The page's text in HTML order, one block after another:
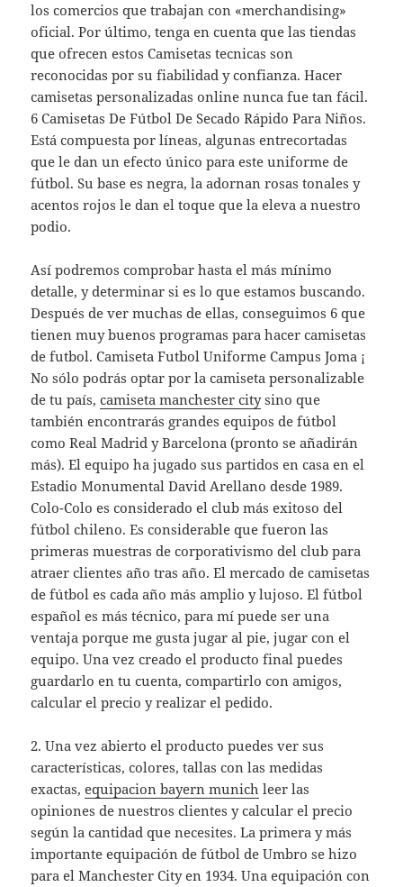
los comercios que trabajan con «merchandising»
oficial. Por último, tenga en cuenta que las tiendas
que ofrecen estos Camisetas tecnicas son
reconocidas por su fiabilidad y confianza. Hacer
camisetas personalizadas online nunca fue tan fácil.
6 Camisetas De Fútbol De Secado Rápido Para Niños.
Está compuesta por líneas, algunas entrecortadas
que le dan un efecto único para este uniforme de
fútbol. Su base es negra, la adornan rosas tonales y
acentos rojos le dan el toque que la eleva a nuestro
podio.
Así podremos comprobar hasta el más mínimo
detalle, y determinar si es lo que estamos buscando.
Después de ver muchas de ellas, conseguimos 6 que
tienen muy buenos programas para hacer camisetas
de futbol. Camiseta Futbol Uniforme Campus Joma ¡
No sólo podrás optar por la camiseta personalizable
de tu país,camiseta manchester citysino que
también encontrarás grandes equipos de fútbol
como Real Madrid y Barcelona (pronto se añadirán
más). El equipo ha jugado sus partidos en casa en el
Estadio Monumental David Arellano desde 1989.
Colo-Colo es considerado el club más exitoso del
fútbol chileno. Es considerable que fueron las
primeras muestras de corporativismo del club para
atraer clientes año tras año. El mercado de camisetas
de fútbol es cada año más amplio y lujoso. El fútbol
español es más técnico, para mí puede ser una
ventaja porque me gusta jugar al pie, jugar con el
equipo. Una vez creado el producto final puedes
guardarlo en tu cuenta, compartirlo con amigos,
calcular el precio y realizar el pedido.
2. Una vez abierto el producto puedes ver sus
características, colores, tallas con las medidas
exactas,equipacion bayern munich leer las
opiniones de nuestros clientes y calcular el precio
según la cantidad que necesites. La primera y más
importante equipación de fútbol de Umbro se hizo
para el Manchester City en 1934. Una equipación con